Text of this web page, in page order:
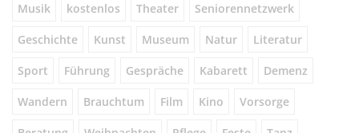
Musik kostenlos Theater Seniorennetzwerk
Geschichte Kunst Museum Natur Literatur
Sport Führung Gespräche Kabarett Demenz
Wandern Brauchtum Film Kino Vorsorge